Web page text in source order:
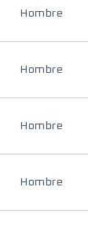
Hombre
Hombre
Hombre
Hombre